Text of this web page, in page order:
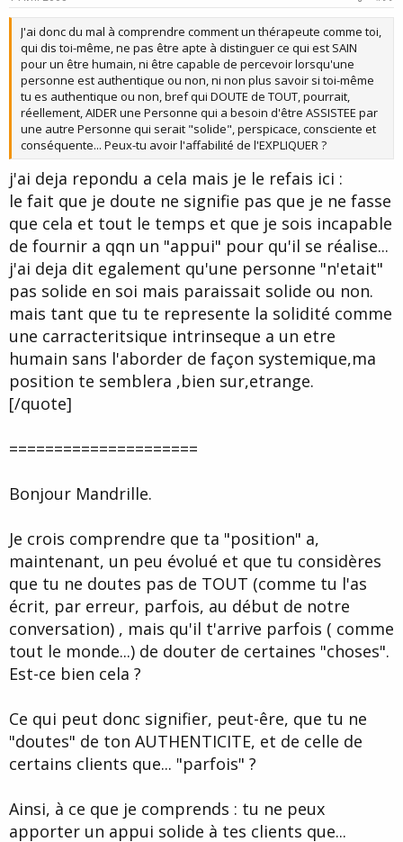
e
J'ai donc du mal à comprendre comment un thérapeute comme toi,
qui dis toi-même, ne pas être apte à distinguer ce qui est SAIN
pour un être humain, ni être capable de percevoir lorsqu'une
personne est authentique ou non, ni non plus savoir si toi-même
tu es authentique ou non, bref qui DOUTE de TOUT, pourrait,
réellement, AIDER une Personne qui a besoin d'être ASSISTEE par
une autre Personne qui serait "solide", perspicace, consciente et
conséquente... Peux-tu avoir l'affabilité de l'EXPLIQUER ?
j'ai deja repondu a cela mais je le refais ici :
le fait que je doute ne signifie pas que je ne fasse
que cela et tout le temps et que je sois incapable
de fournir a qqn un "appui" pour qu'il se réalise...
j'ai deja dit egalement qu'une personne "n'etait"
pas solide en soi mais paraissait solide ou non.
mais tant que tu te represente la solidité comme
une carracteritsique intrinseque a un etre
humain sans l'aborder de façon systemique,ma
position te semblera ,bien sur,etrange.
[/quote]
=====================
Bonjour Mandrille.
Je crois comprendre que ta "position" a,
maintenant, un peu évolué et que tu considères
que tu ne doutes pas de TOUT (comme tu l'as
écrit, par erreur, parfois, au début de notre
conversation) , mais qu'il t'arrive parfois ( comme
tout le monde...) de douter de certaines "choses".
Est-ce bien cela ?
Ce qui peut donc signifier, peut-êre, que tu ne
"doutes" de ton AUTHENTICITE, et de celle de
certains clients que... "parfois" ?
Ainsi, à ce que je comprends : tu ne peux
apporter un appui solide à tes clients que...